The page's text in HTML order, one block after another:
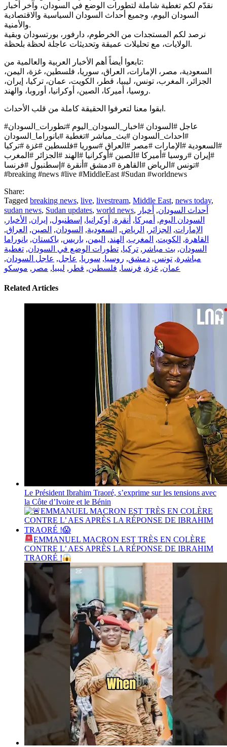
نقدّم لكم تغطية شاملة لتطورات الوضع في السودان، وآخر أخبار
السودان اليوم، وجميع أحداث السودان السياسية والاقتصادية
والأمنية.
نرصد لكم المستجدات من الخرطوم، دارفور، بورتسودان وبقية
الولايات، مع تحليلات عميقة وتحديثات عاجلة لحظة بلحظة.
تابعوا أيضاً أهم الأخبار العربية والعالمية من:
السعودية، مصر، الإمارات، العراق، سوريا، فلسطين، غزة، اليمن،
الجزائر، المغرب، تونس، ليبيا، قطر، الكويت، عمان، تركيا، إيران،
روسيا، أميركا، الصين، أوكرانيا، أوروبا، والهند.
ابقوا معنا لتعرفوا الحقيقة كاملة من قلب الأحداث.
#عاجل #السودان #اخبار_السودان_اليوم #تطورات_السودان
#احداث_السودان #بث_مباشر #تغطية #بانوراما_السودان
#السعودية #الإمارات #مصر #العراق #سوريا #فلسطين #غزة #تركيا
#إيران #روسيا #أميركا #الصين #أوكرانيا #الهند #الجزائر #المغرب
#تونس #الرياض #القاهرة #دمشق #أنقرة #إسطنبول #فرنسا
#breaking #news #live #MiddleEast #Sudan #worldnews
Share:
Tagged breaking news, live, livestream, Middle East, news today,
sudan news, Sudan updates, world news, أحداث السودان, أخبار
السودان اليوم, أميركا, أنقرة, أوكرانيا, إسطنبول, إيران, الأخبار ,
الإمارات, الجزائر , الرياض, السعودية, السودان, الصين, العراق,
القاهرة, الكويت, المغرب, الهند, اليمن, باريس, باكستان, بانوراما
السودان, بث مباشر , تركيا, تطورات الوضع في السودان, تغطية
مباشرة, تونس, دمشق, روسيا, سوريا, عاجل, عاجل السودان,
عمان, غزة, فرنسا, فلسطين, قطر , ليبيا, مصر , موسكو
Related Articles
Le Président Ibrahim Traoré, s’exprime sur les tensions avec
la Côte d’Ivoire et le Bénin
EMMANUEL MACRON EST TRÈS EN COLÈRE
CONTRE L’ AES APRÈS LA RÉPONSE DE IBRAHIM
TRAORÉ !